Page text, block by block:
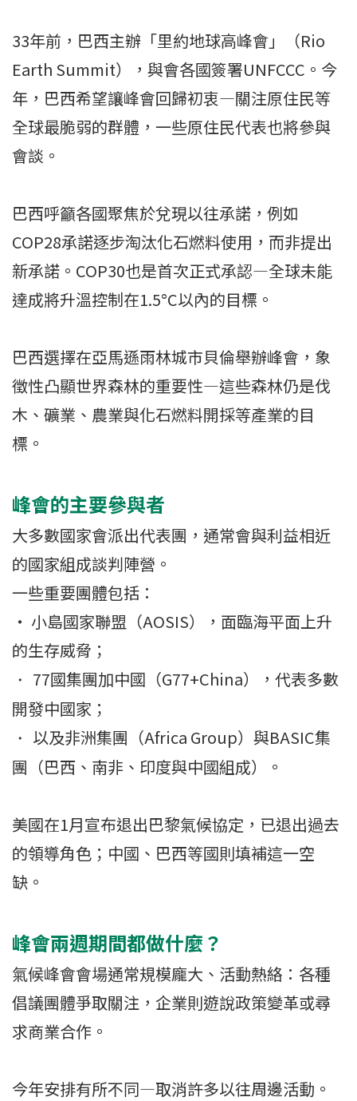
33年前，巴西主辦「里約地球高峰會」（Rio
Earth Summit），與會各國簽署UNFCCC。今
年，巴西希望讓峰會回歸初衷—關注原住民等
全球最脆弱的群體，一些原住民代表也將參與
會談。
巴西呼籲各國聚焦於兌現以往承諾，例如
COP28承諾逐步淘汰化石燃料使用，而非提出
新承諾。COP30也是首次正式承認—全球未能
達成將升溫控制在1.5°C以內的目標。
巴西選擇在亞馬遜雨林城市貝倫舉辦峰會，象
徵性凸顯世界森林的重要性—這些森林仍是伐
木、礦業、農業與化石燃料開採等產業的目
標。
峰會的主要參與者
大多數國家會派出代表團，通常會與利益相近
的國家組成談判陣營。
一些重要團體包括：
・ 小島國家聯盟（AOSIS），面臨海平面上升
的生存威脅；
・
77國集團加中國（G77+China），代表多數
開發中國家；
・
以及非洲集團（Africa Group）與BASIC集
團（巴西、南非、印度與中國組成）。
美國在1月宣布退出巴黎氣候協定，已退出過去
的領導角色；中國、巴西等國則填補這一空
缺。
峰會兩週期間都做什麼？
氣候峰會會場通常規模龐大、活動熱絡：各種
倡議團體爭取關注，企業則遊說政策變革或尋
求商業合作。
今年安排有所不同—取消許多以往周邊活動。